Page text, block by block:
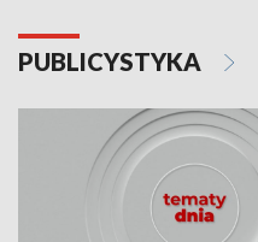
PUBLICYSTYKA